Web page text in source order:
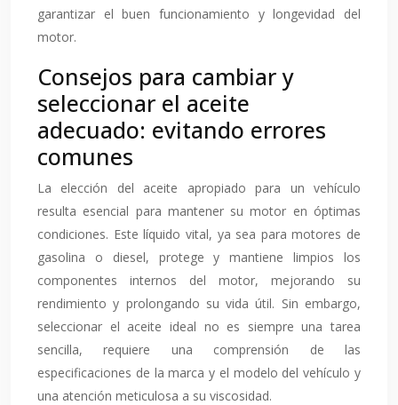
garantizar el buen funcionamiento y longevidad del
motor.
Consejos para cambiar y
seleccionar el aceite
adecuado: evitando errores
comunes
La elección del aceite apropiado para un vehículo
resulta esencial para mantener su motor en óptimas
condiciones. Este líquido vital, ya sea para motores de
gasolina o diesel, protege y mantiene limpios los
componentes internos del motor, mejorando su
rendimiento y prolongando su vida útil. Sin embargo,
seleccionar el aceite ideal no es siempre una tarea
sencilla, requiere una comprensión de las
especificaciones de la marca y el modelo del vehículo y
una atención meticulosa a su viscosidad.